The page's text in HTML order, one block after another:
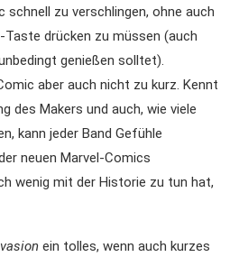
schnell zu verschlingen, ohne auch
drücken zu müssen (auch
genießen solltet).
aber auch nicht zu kurz. Kennt
des Makers und auch, wie viele
kann jeder Band Gefühle
neuen Marvel-Comics
wenig mit der Historie zu tun hat,
ein tolles, wenn auch kurzes